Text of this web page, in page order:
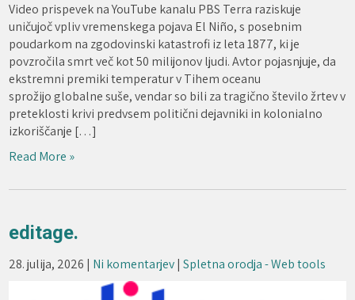
Video prispevek na YouTube kanalu PBS Terra raziskuje
uničujoč vpliv vremenskega pojava El Niño, s posebnim
poudarkom na zgodovinski katastrofi iz leta 1877, ki je
povzročila smrt več kot 50 milijonov ljudi. Avtor pojasnjuje, da
ekstremni premiki temperatur v Tihem oceanu
sprožijo globalne suše, vendar so bili za tragično število žrtev v
preteklosti krivi predvsem politični dejavniki in kolonialno
izkoriščanje […]
Read More »
editage.
28. julija, 2026 | Ni komentarjev|Spletna orodja - Web tools